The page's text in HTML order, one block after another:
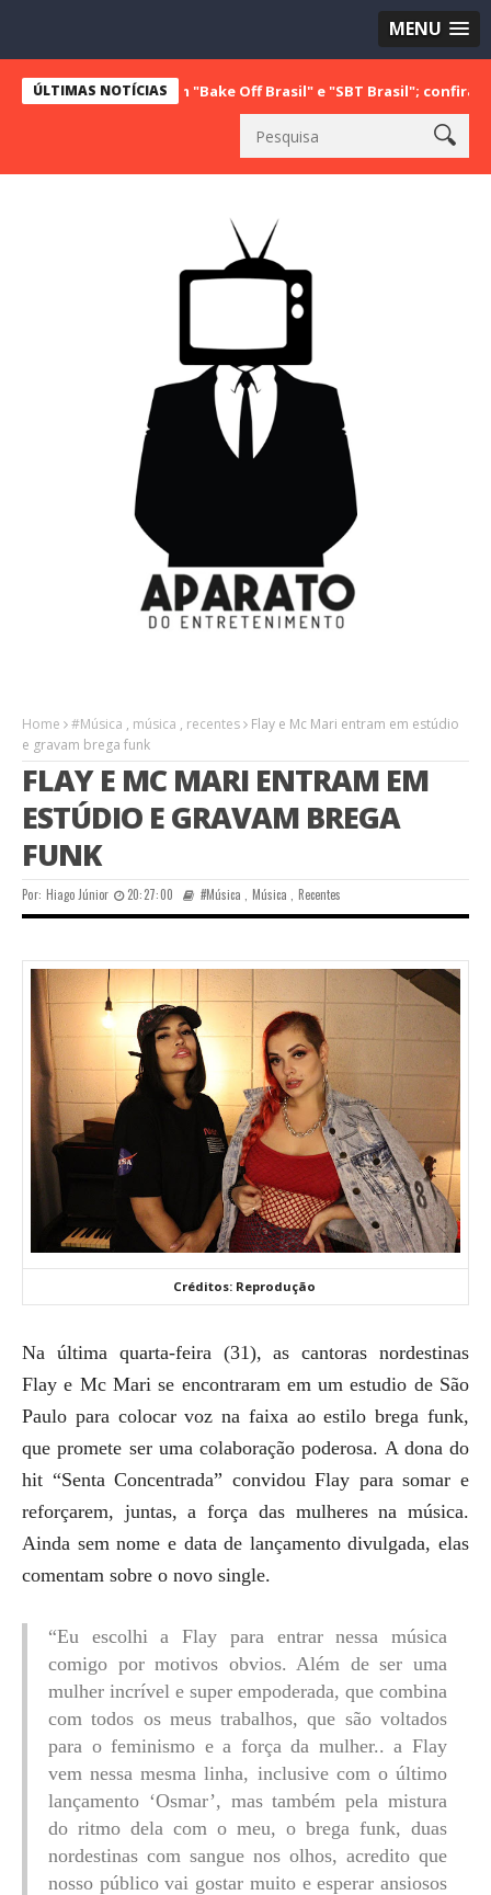
MENU
ÚLTIMAS NOTÍCIAS
com "Bake Off Brasil" e "SBT Brasil"; confira os números
Home #Música , música , recentes
Flay e Mc Mari entram em estúdio
e gravam brega funk
FLAY E MC MARI ENTRAM EM
ESTÚDIO E GRAVAM BREGA
FUNK
Por: Hiago Júnior 20:27:00 #Música ,Música Recentes
Créditos: Reprodução
Na última quarta-feira (31), as cantoras nordestinas
Flay e Mc Mari se encontraram em um estudio de São
Paulo para colocar voz na faixa ao estilo brega funk,
que promete ser uma colaboração poderosa. A dona do
hit “Senta Concentrada” convidou Flay para somar e
reforçarem, juntas, a força das mulheres na música.
Ainda sem nome e data de lançamento divulgada, elas
comentam sobre o novo single.
“Eu escolhi a Flay para entrar nessa música
comigo por motivos obvios. Além de ser uma
mulher incrível e super empoderada, que combina
com todos os meus trabalhos, que são voltados
para o feminismo e a força da mulher.. a Flay
vem nessa mesma linha, inclusive com o último
lançamento ‘Osmar’, mas também pela mistura
do ritmo dela com o meu, o brega funk, duas
nordestinas com sangue nos olhos, acredito que
nosso público vai gostar muito e esperar ansiosos